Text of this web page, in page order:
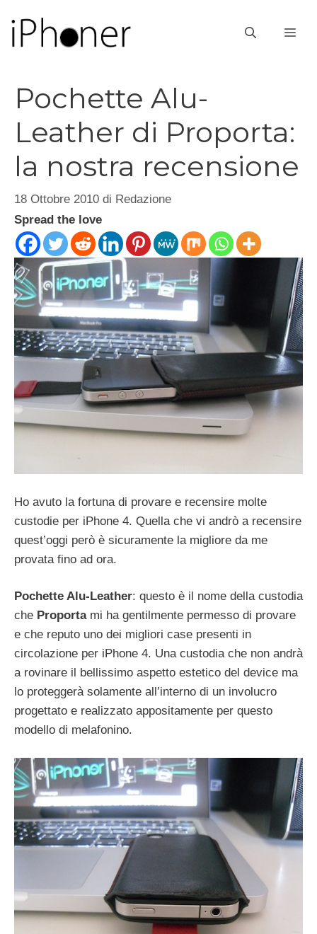
contenuto
Pochette Alu-
Leather di Proporta:
la nostra recensione
18 Ottobre 2010 di Redazione
Spread the love
Ho avuto la fortuna di provare e recensire molte
custodie per iPhone 4. Quella che vi andrò a recensire
quest’oggi però è sicuramente la migliore da me
provata fino ad ora.
Pochette Alu-Leather: questo è il nome della custodia
che Proportami ha gentilmente permesso di provare
e che reputo uno dei migliori case presenti in
circolazione per iPhone 4. Una custodia che non andrà
a rovinare il bellissimo aspetto estetico del device ma
lo proteggerà solamente all’interno di un involucro
progettato e realizzato appositamente per questo
modello di melafonino.